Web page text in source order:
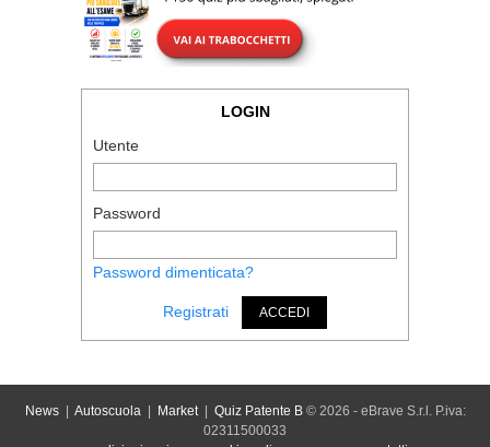
LOGIN
Utente
Password
Password dimenticata?
Registrati ACCEDI
News| Autoscuola| Market| Quiz Patente B© 2026 - eBrave S.r.l. P.iva:
02311500033